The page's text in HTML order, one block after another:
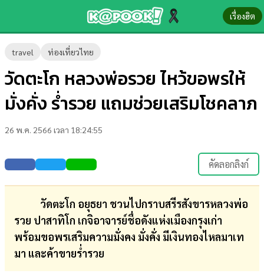
เรื่องฮิต
travel ท่องเที่ยวไทย
วัดตะโก หลวงพ่อรวย ไหว้ขอพรให้
มั่งคั่ง ร่ำรวย แถมช่วยเสริมโชคลาภ
26 พ.ค. 2566 เวลา 18:24:55
คัดลอกลิงก์
วัดตะโก อยุธยา ชวนไปกราบสรีรสังขารหลวงพ่อ
รวย ปาสาทิโก เกจิอาจารย์ชื่อดังแห่งเมืองกรุงเก่า
พร้อมขอพรเสริมความมั่งคง มั่งคั่ง มีเงินทองไหลมาเท
มา และค้าขายร่ำรวย
ข่าว-
ความ
รู้
บันเทิง
ตรวจ
ผล
บอล
สด